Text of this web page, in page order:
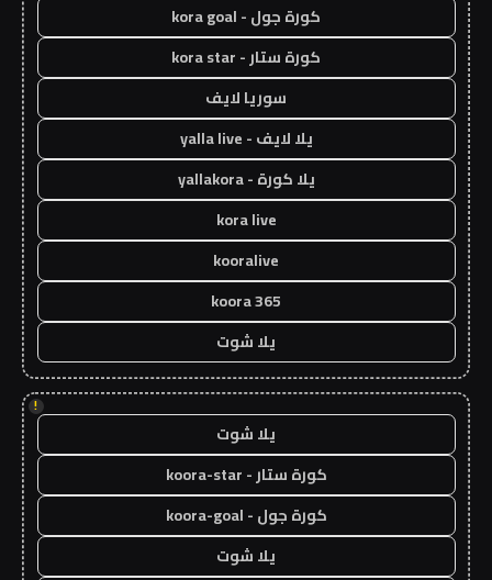
كورة جول - kora goal
كورة ستار - kora star
سوريا لايف
يلا لايف - yalla live
يلا كورة - yallakora
kora live
kooralive
koora 365
يلا شوت
!
يلا شوت
كورة ستار - koora-star
كورة جول - koora-goal
يلا شوت